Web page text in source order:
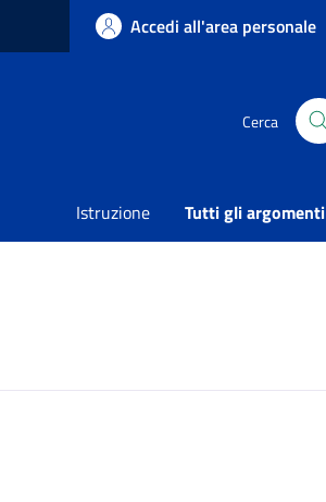
Accedi all'area personale
Cerca
Istruzione Tutti gli argomenti